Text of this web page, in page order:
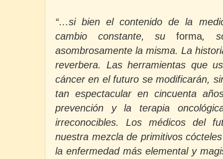
“…si bien el contenido de la
cambio constante, su forma,
asombrosamente la misma. La
reverbera. Las herramientas que
cáncer en el futuro se modificarán,
tan espectacular en cincuenta
prevención y la terapia
irreconocibles. Los médicos del
nuestra mezcla de primitivos
la enfermedad más elemental y